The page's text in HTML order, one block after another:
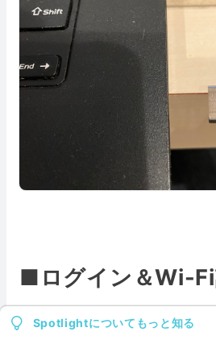
Spotlightについてもっと知る
■ログイン＆Wi-Fi
１．電源ボタンを押して起動し